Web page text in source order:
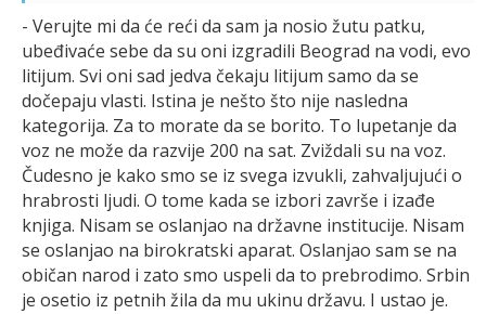
- Verujte mi da će reći da sam ja nosio žutu patku,
ubeđivaće sebe da su oni izgradili Beograd na vodi, evo
litijum. Svi oni sad jedva čekaju litijum samo da se
dočepaju vlasti. Istina je nešto što nije nasledna
kategorija. Za to morate da se borito. To lupetanje da
voz ne može da razvije 200 na sat. Zviždali su na voz.
Čudesno je kako smo se iz svega izvukli, zahvaljujući o
hrabrosti ljudi. O tome kada se izbori završe i izađe
knjiga. Nisam se oslanjao na državne institucije. Nisam
se oslanjao na birokratski aparat. Oslanjao sam se na
običan narod i zato smo uspeli da to prebrodimo. Srbin
je osetio iz petnih žila da mu ukinu državu. I ustao je.